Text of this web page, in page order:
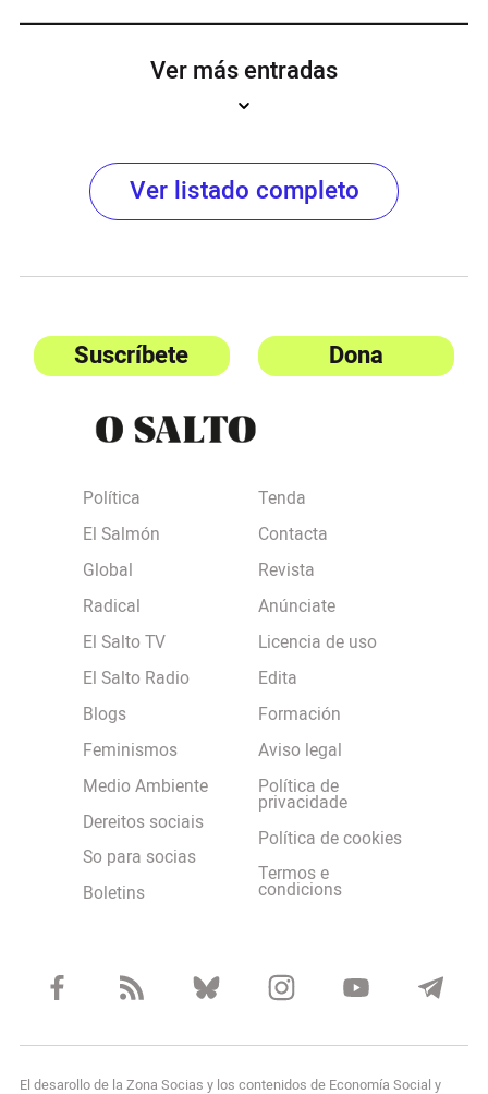
Ver más entradas
Ver listado completo
Suscríbete Dona
Política
El Salmón
Global
Radical
El Salto TV
El Salto Radio
Blogs
Feminismos
Medio Ambiente
Dereitos sociais
So para socias
Boletins
Tenda
Contacta
Revista
Anúnciate
Licencia de uso
Edita
Formación
Aviso legal
Política de
privacidade
Política de cookies
Termos e
condicions
El desarollo de la Zona Socias y los contenidos de Economía Social y